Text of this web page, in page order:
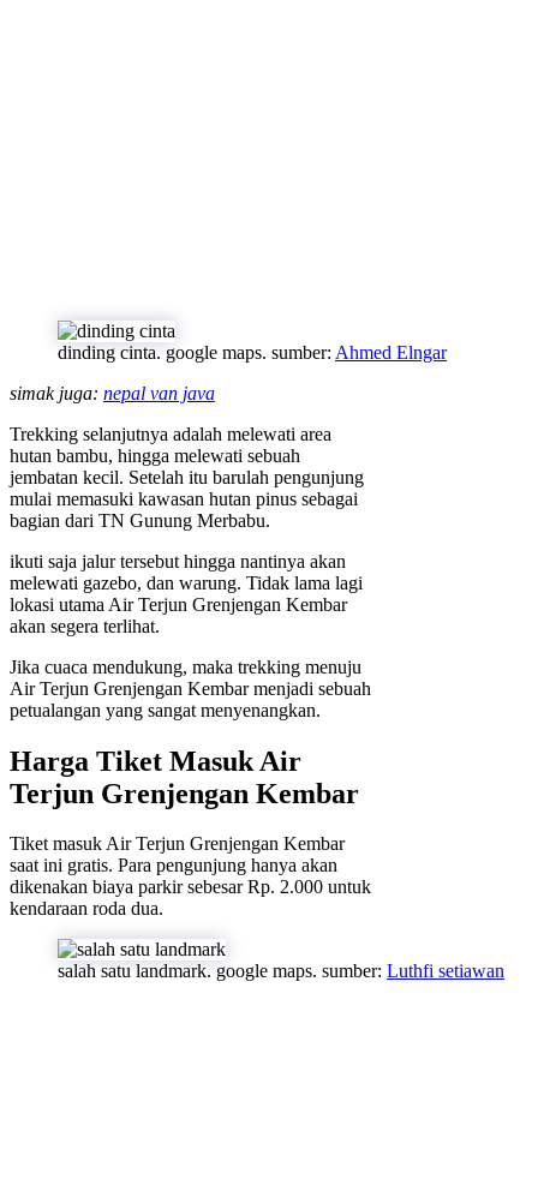
dinding cinta. google maps. sumber: Ahmed Elngar
simak juga: nepal van java
Trekking selanjutnya adalah melewati area
hutan bambu, hingga melewati sebuah
jembatan kecil. Setelah itu barulah pengunjung
mulai memasuki kawasan hutan pinus sebagai
bagian dari TN Gunung Merbabu.
ikuti saja jalur tersebut hingga nantinya akan
melewati gazebo, dan warung. Tidak lama lagi
lokasi utama Air Terjun Grenjengan Kembar
akan segera terlihat.
Jika cuaca mendukung, maka trekking menuju
Air Terjun Grenjengan Kembar menjadi sebuah
petualangan yang sangat menyenangkan.
Harga Tiket Masuk Air
Terjun Grenjengan Kembar
Tiket masuk Air Terjun Grenjengan Kembar
saat ini gratis. Para pengunjung hanya akan
dikenakan biaya parkir sebesar Rp. 2.000 untuk
kendaraan roda dua.
salah satu landmark. google maps. sumber: Luthfi setiawan